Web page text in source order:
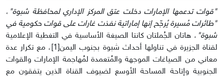
"قوات تدعمها الإمارات دخلت عتق المركز الإداري لمحافظة شبوة" ،
"طائرات مُسيرة يُرجّح إنها إماراتية نفذت غارات على قوات حكومية في
شبوة" ، هاتان الجُملتان كانتا الصيغة الأساسية في التغطية الإعلامية
لقناة الجزيرة في تناولها أحداث شبوة بجنوب اليمن[1]، مع تكرار عدة
معاني من الصياغات الموجهة والمُتعمدة لمُهاجمة الإمارات والقوات
الجنوبية وإتاحة المساحة الأوسع لضيوف القناة الذين يتفقون مع